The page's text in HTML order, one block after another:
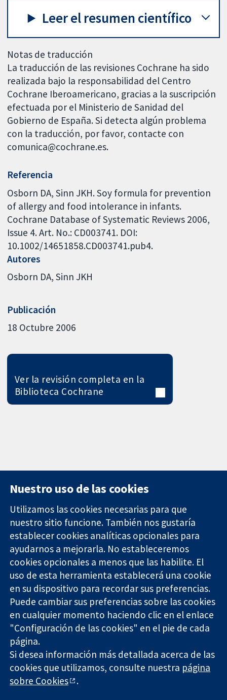
Leer el resumen científico
Notas de traducción
La traducción de las revisiones Cochrane ha sido
realizada bajo la responsabilidad del Centro
Cochrane Iberoamericano, gracias a la suscripción
efectuada por el Ministerio de Sanidad del
Gobierno de España. Si detecta algún problema
con la traducción, por favor, contacte con
comunica@cochrane.es.
Referencia
Osborn DA, Sinn JKH. Soy formula for prevention
of allergy and food intolerance in infants.
Cochrane Database of Systematic Reviews 2006,
Issue 4. Art. No.: CD003741. DOI:
10.1002/14651858.CD003741.pub4.
Autores
Osborn DA Sinn JKH
Publicación
18 Octubre 2006
Ver la revisión completa en la
Biblioteca Cochrane
Evidencia fiable.
Decisiones
informadas.
Mejor salud.
11-13 Cavendish
Square
Londres
W1G 0AN
Reino Unido
Contacto
Noticias
Prensa
Sobre
nosotros
Empleo
Cochrane
Library
The Cochrane Collaboration is a charity (no. 1045921) and a
company limited by guarantee (no. 03044323) registered in
England & Wales. VAT registration number GB 718 2127 49.
Copyright © 2026 The Cochrane Collaboration
Nuestro uso de las cookies
Utilizamos las cookies necesarias para que
nuestro sitio funcione. También nos gustaría
establecer cookies analíticas opcionales para
ayudarnos a mejorarla. No estableceremos
cookies opcionales a menos que las habilite. El
uso de esta herramienta establecerá una cookie
en su dispositivo para recordar sus preferencias.
Puede cambiar sus preferencias sobre las cookies
en cualquier momento haciendo clic en el enlace
"Configuración de las cookies" en el pie de cada
página.
Si desea información más detallada acerca de las
cookies que utilizamos, consulte nuestra página
sobre Cookies
.